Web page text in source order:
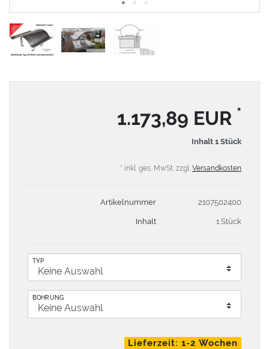
1.173,89 EUR *
Inhalt 1 Stück
* inkl. ges. MwSt. zzgl. Versandkosten
Artikelnummer 2107502400
Inhalt 1 Stück
TYP
BOHRUNG
Lieferzeit: 1-2 Wochen